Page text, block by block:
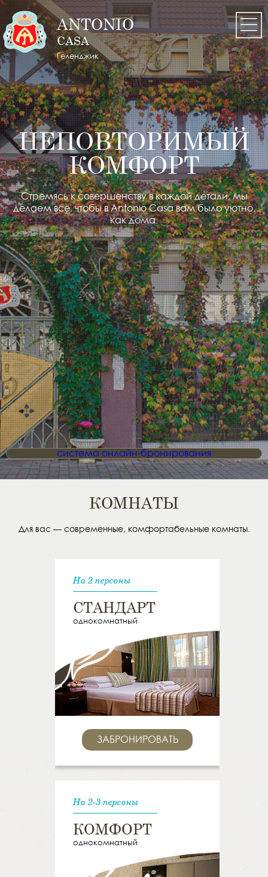
ANTONIO
CASA
Геленджик
НЕПОВТОРИМЫЙ
КОМФОРТ
Стремясь к совершенству в каждой детали, мы
делаем всё,чтобы в Antonio Casa вам было уютно,
как дома.
система онлайн-бронирования
КОМНАТЫ
Для вас — современные, комфортабельные комнаты.
На 2 персоны
СТАНДАРТ
однокомнатный
ЗАБРОНИРОВАТЬ
На 2-3 персоны
КОМФОРТ
однокомнатный